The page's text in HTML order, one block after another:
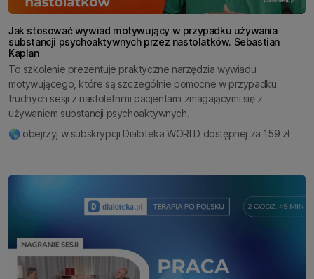
Jak stosować wywiad motywujący w przypadku używania
substancji psychoaktywnych przez nastolatków. Sebastian
Kaplan
To szkolenie prezentuje praktyczne narzędzia wywiadu
motywującego, które są szczególnie pomocne w przypadku
trudnych sesji z nastoletnimi pacjentami zmagającymi się z
używaniem substancji psychoaktywnych.
🌎 obejrzyj w subskrypcji Dialoteka WORLD dostępnej za 159 zł